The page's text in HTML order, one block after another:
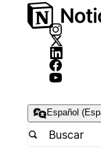
Español